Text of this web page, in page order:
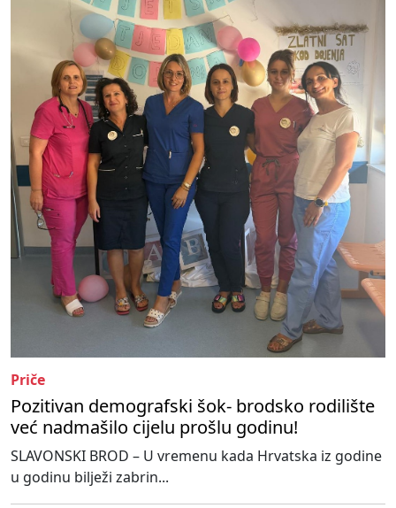
Priče
Pozitivan demografski šok- brodsko rodilište
već nadmašilo cijelu prošlu godinu!
SLAVONSKI BROD – U vremenu kada Hrvatska iz godine
u godinu bilježi zabrin...